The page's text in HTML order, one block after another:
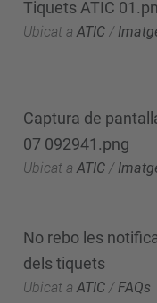
Tiquets ATIC
Ubicat a ATIC /
Captura de
07 092941.png
Ubicat a ATIC /
No rebo les
dels tiquets
Ubicat a ATIC /FAQs